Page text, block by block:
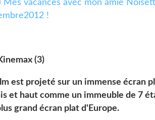
(3)
est projeté sur un immense écran
et haut comme un immeuble de 7
grand écran plat d'Europe.